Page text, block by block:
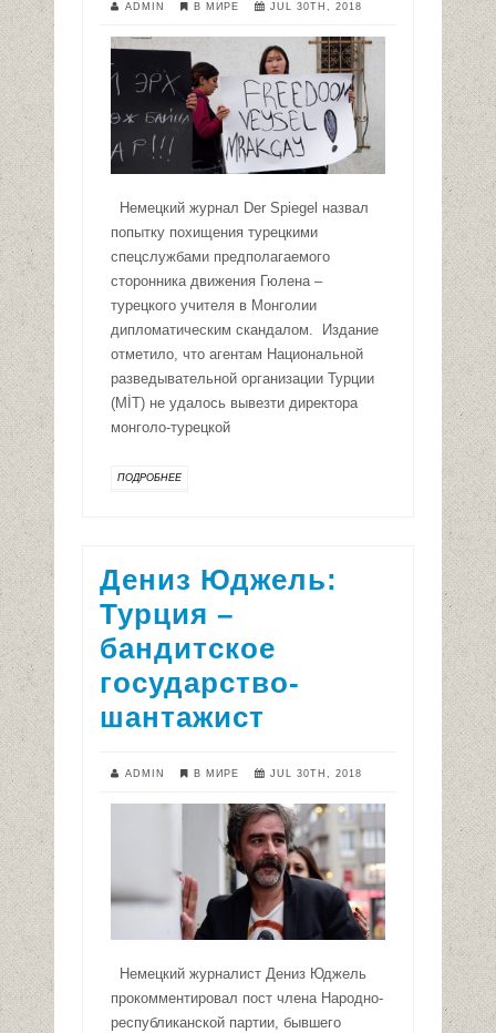
ADMIN В МИРЕ JUL 30TH, 2018
Немецкий журнал Der Spiegel назвал
попытку похищения турецкими
спецслужбами предполагаемого
сторонника движения Гюлена –
турецкого учителя в Монголии
дипломатическим скандалом. Издание
отметило, что агентам Национальной
разведывательной организации Турции
(MİT) не удалось вывезти директора
монголо-турецкой
ПОДРОБНЕЕ
Дениз Юджель:
Турция –
бандитское
государство-
шантажист
ADMIN В МИРЕ JUL 30TH, 2018
Немецкий журналист Дениз Юджель
прокомментировал пост члена Народно-
республиканской партии, бывшего